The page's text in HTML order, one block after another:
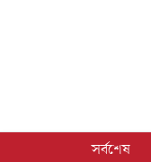
সর্বশেষ